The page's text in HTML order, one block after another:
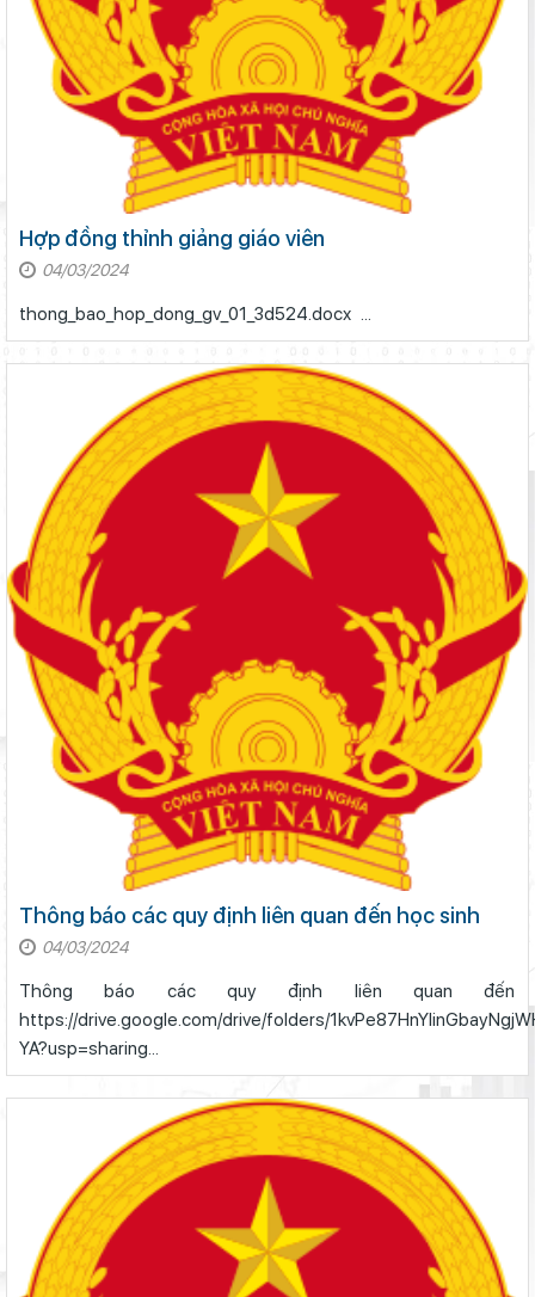
Hợp đồng thỉnh giảng giáo viên
04/03/2024
Thông báo các quy định liên quan đến học sinh
04/03/2024
Thông báo các quy định liên quan đến
https://drive.google.com/drive/folders/
YA?usp=sharing...